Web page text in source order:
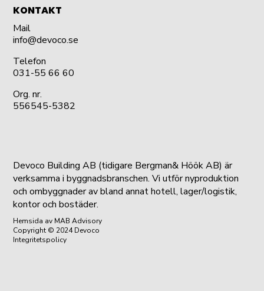
KONTAKT
Mail
info@devoco.se
Telefon
031-55 66 60
Org. nr.
556545-5382
Devoco Building AB (tidigare Bergman& Höök AB) är
verksamma i byggnadsbranschen. Vi utför nyproduktion
och ombyggnader av bland annat hotell, lager/logistik,
kontor och bostäder.
Hemsida av MAB Advisory
Copyright © 2024 Devoco
Integritetspolicy